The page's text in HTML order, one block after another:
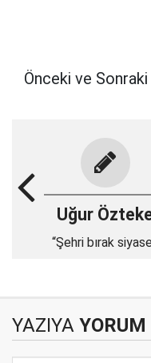
Önceki ve Sonraki
Uğur
“Şehri bırak
YAZIYA